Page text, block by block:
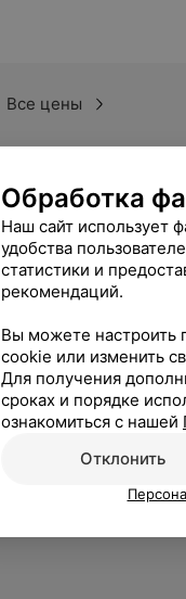
Все цены
Обработка
Наш сайт использует
удобства
статистики и
рекомендаций.
Вы можете настроить
cookie или изменить
Для получения
сроках и порядке
ознакомиться с нашей
Отклонить